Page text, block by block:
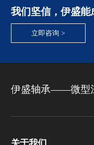
我们坚信，伊盛能
立即咨询 >
伊盛轴承——微型